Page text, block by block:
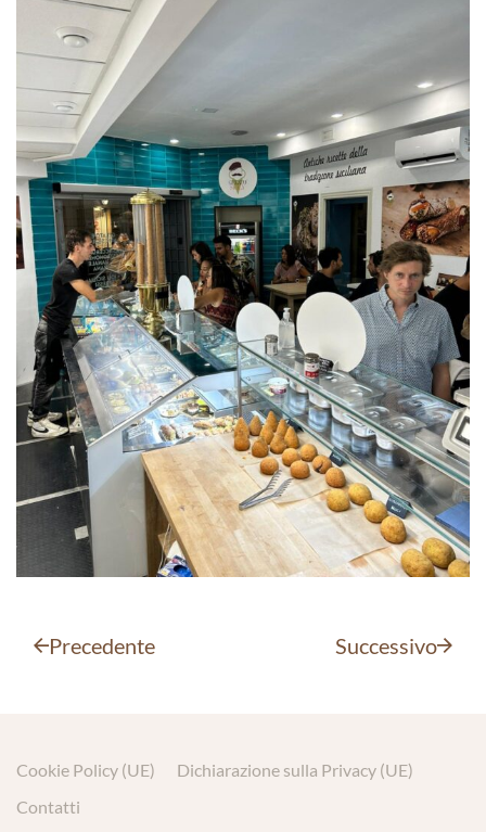
Precedente Successivo
Cookie Policy (UE)
Dichiarazione sulla Privacy (UE)
Contatti